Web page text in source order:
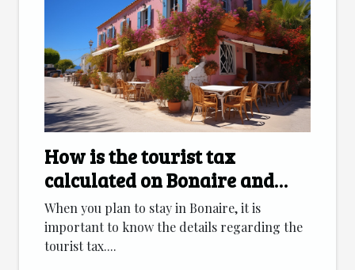
How is the tourist tax
calculated on Bonaire and
which accommodation
categories are affected ?
When you plan to stay in Bonaire, it is
important to know the details regarding the
tourist tax....